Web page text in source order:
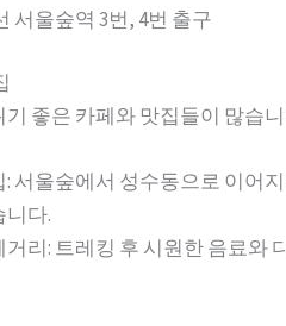
서울숲역 3번, 4번 출구
좋은 카페와 맛집들이 많습
: 서울숲에서 성수동으로 이어
니다.
거리: 트레킹 후 시원한 음료와